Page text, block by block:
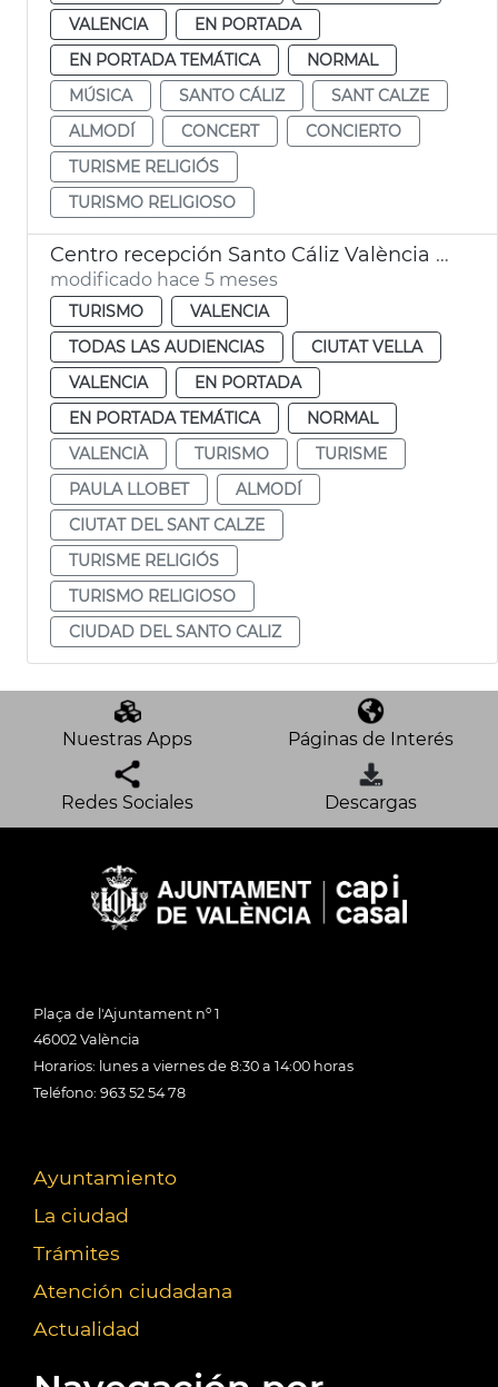
VALENCIA
EN PORTADA
EN PORTADA TEMÁTICA
NORMAL
MÚSICA
SANTO CÁLIZ
SANT CALZE
ALMODÍ
CONCERT
CONCIERTO
TURISME RELIGIÓS
TURISMO RELIGIOSO
Centro recepción Santo Cáliz València supera expectativas visitantes
modificado hace 5 meses
TURISMO
VALENCIA
TODAS LAS AUDIENCIAS
CIUTAT VELLA
VALENCIA
EN PORTADA
EN PORTADA TEMÁTICA
NORMAL
VALENCIÀ
TURISMO
TURISME
PAULA LLOBET
ALMODÍ
CIUTAT DEL SANT CALZE
TURISME RELIGIÓS
TURISMO RELIGIOSO
CIUDAD DEL SANTO CALIZ
Nuestras Apps Páginas de Interés
Redes Sociales Descargas
Plaça de l'Ajuntament nº 1
46002 València
Horarios: lunes a viernes de 8:30 a 14:00 horas
Teléfono: 963 52 54 78
Ayuntamiento
La ciudad
Trámites
Atención ciudadana
Actualidad